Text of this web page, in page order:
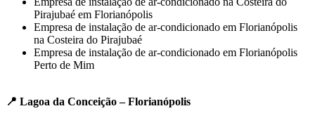
Pirajubaé em Florianópolis
Empresa de instalação de ar-condicionado em Florianópolis
na Costeira do Pirajubaé
Empresa de instalação de ar-condicionado em Florianópolis
Perto de Mim
📍 Lagoa da Conceição – Florianópolis